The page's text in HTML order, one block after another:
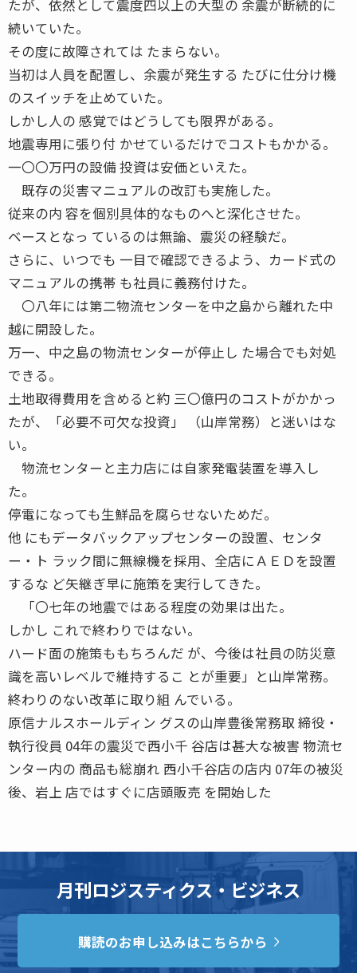
たが、依然として震度四以上の大型の 余震が断続的に
続いていた。
その度に故障されては たまらない。
当初は人員を配置し、余震が発生する たびに仕分け機
のスイッチを止めていた。
しかし人の 感覚ではどうしても限界がある。
地震専用に張り付 かせているだけでコストもかかる。
一〇〇万円の設備 投資は安価といえた。
既存の災害マニュアルの改訂も実施した。
従来の内 容を個別具体的なものへと深化させた。
ベースとなっ ているのは無論、震災の経験だ。
さらに、いつでも 一目で確認できるよう、カード式の
マニュアルの携帯 も社員に義務付けた。
〇八年には第二物流センターを中之島から離れた中
越に開設した。
万一、中之島の物流センターが停止し た場合でも対処
できる。
土地取得費用を含めると約 三〇億円のコストがかかっ
たが、「必要不可欠な投資」 （山岸常務）と迷いはな
い。
物流センターと主力店には自家発電装置を導入し
た。
停電になっても生鮮品を腐らせないためだ。
他 にもデータバックアップセンターの設置、センタ
ー・ト ラック間に無線機を採用、全店にＡＥＤを設置
するな ど矢継ぎ早に施策を実行してきた。
「〇七年の地震ではある程度の効果は出た。
しかし これで終わりではない。
ハード面の施策ももちろんだ が、今後は社員の防災意
識を高いレベルで維持するこ とが重要」と山岸常務。
終わりのない改革に取り組 んでいる。
原信ナルスホールディン グスの山岸豊後常務取 締役・
執行役員 04年の震災で西小千 谷店は甚大な被害 物流セ
ンター内の 商品も総崩れ 西小千谷店の店内 07年の被災
後、岩上 店ではすぐに店頭販売 を開始した
月刊ロジスティクス・ビジネス
購読のお申し込みはこちらから